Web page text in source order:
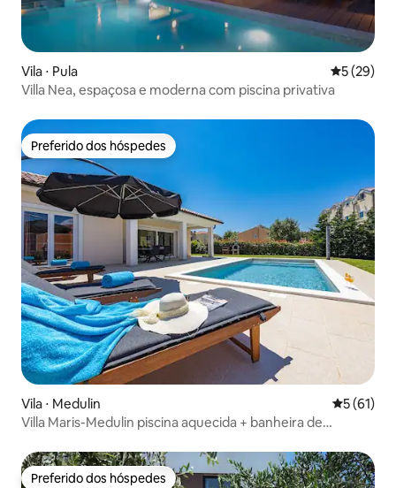
Vila ⋅ Pula 5 de uma
5 (29)
Villa Nea, espaçosa e moderna com piscina privativa
Preferido dos hóspedes
Preferido dos hóspedes
Vila ⋅ Medulin 5 de uma
5 (61)
Villa Maris-Medulin piscina aquecida + banheira de
Preferido dos hóspedes